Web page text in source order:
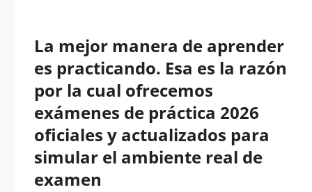
La mejor manera de aprender
es practicando. Esa es la razón
por la cual ofrecemos
exámenes de práctica 2026
oficiales y actualizados para
simular el ambiente real de
examen